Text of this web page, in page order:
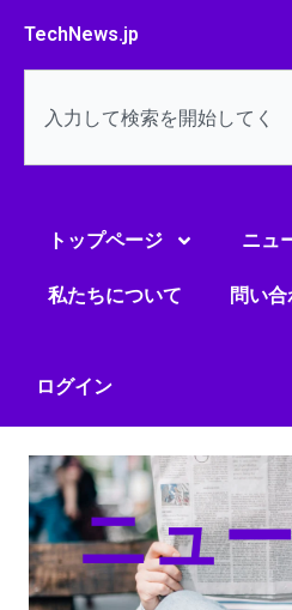
TechNews.jp
トップページ ニュ
私たちについて 問い
ログイン
ニュ